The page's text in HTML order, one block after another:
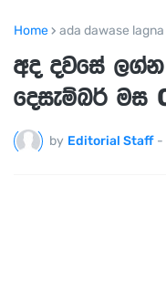
Home ada dawase
අද දවසේ
දෙසැම්බර් මස
by Editorial Staff -